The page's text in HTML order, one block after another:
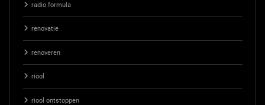
radio formula
renovatie
renoveren
riool
riool ontstoppen